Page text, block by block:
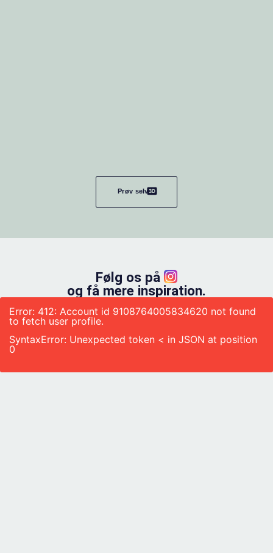
Prøv selv
Følg os på
og få mere inspiration.
Error: 412: Account id 9108764005834620 not found
to fetch user profile.
SyntaxError: Unexpected token < in JSON at position
0